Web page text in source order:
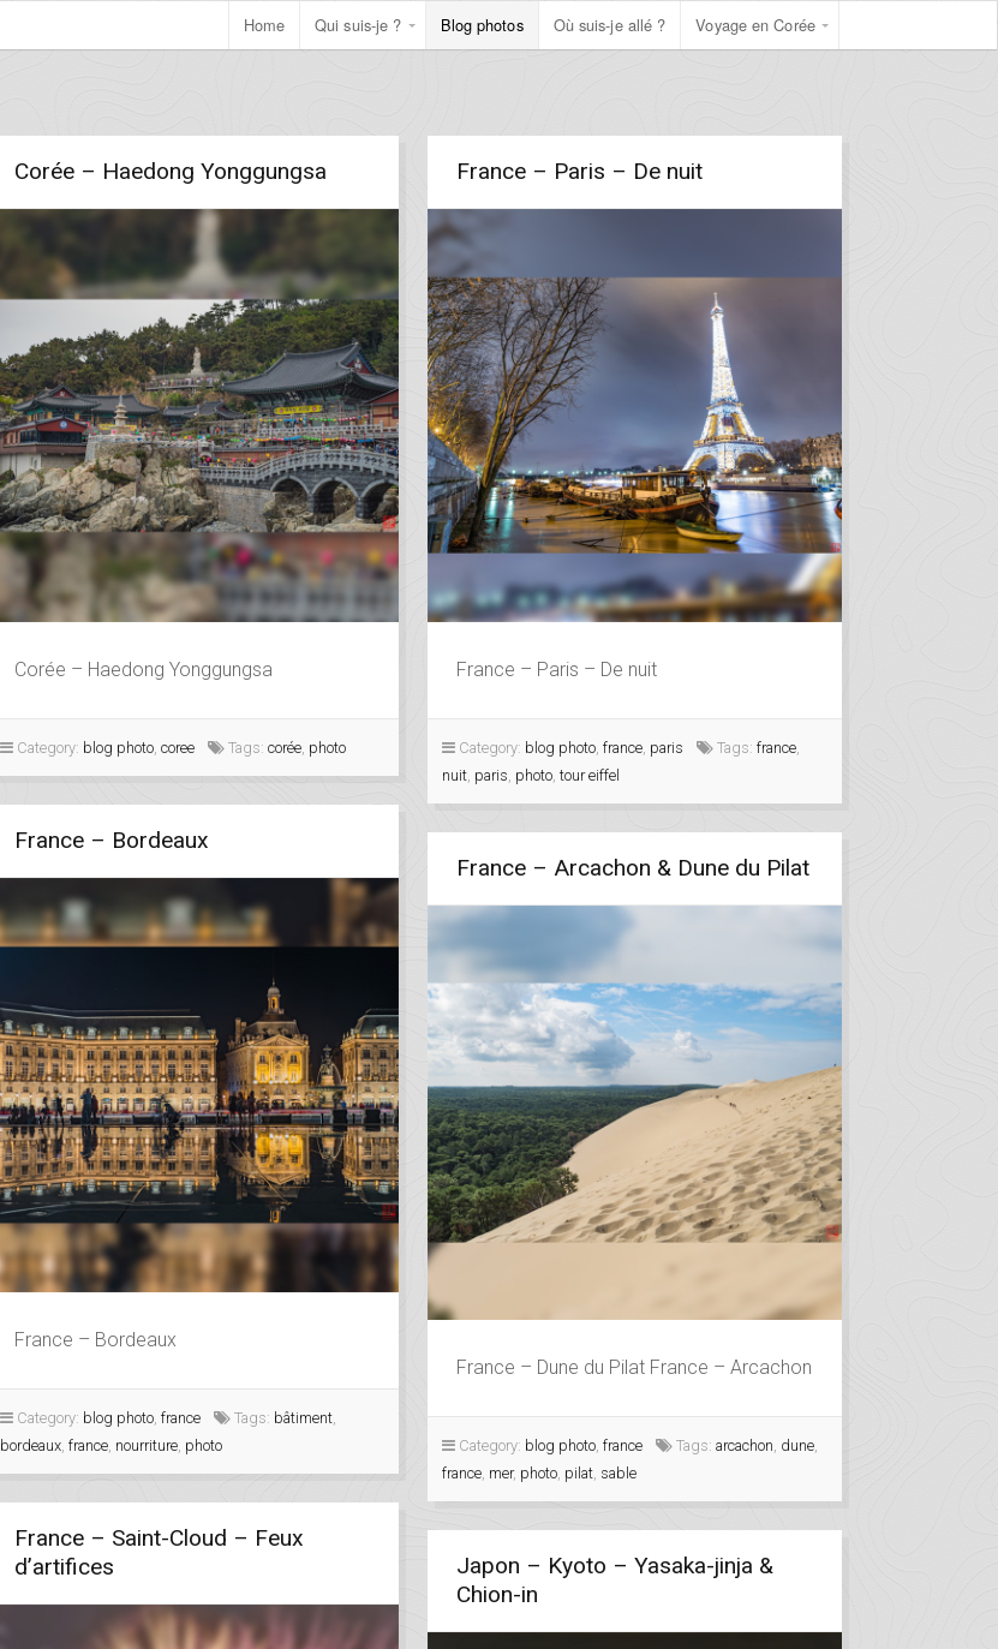
Home Qui suis-je ? Blog photos Où suis-je allé ? Voyage en Corée
Corée – Haedong Yonggungsa
Corée – Haedong Yonggungsa
Category: blog photo, coree Tags: corée, photo
France – Paris – De nuit
France – Paris – De nuit
Category: blog photo,france, paris Tags:france,
nuit, paris, photo,tour eiffel
France – Bordeaux
France – Bordeaux
Category: blog photo, france Tags: bâtiment,
bordeaux, france, nourriture, photo
France – Arcachon & Dune du Pilat
France – Dune du Pilat France – Arcachon
Category: blog photo ,france Tags:arcachon dune
france mer, photo pilat sable
France – Saint-Cloud – Feux
d’artifices
Japon – Kyoto – Yasaka-jinja &
Chion-in